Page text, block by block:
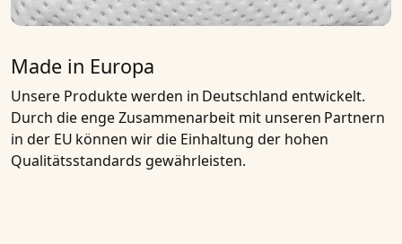
Made in Europa
Unsere Produkte werden in Deutschland entwickelt.
Durch die enge Zusammenarbeit mit unseren Partnern
in der EU können wir die Einhaltung der hohen
Qualitätsstandards gewährleisten.